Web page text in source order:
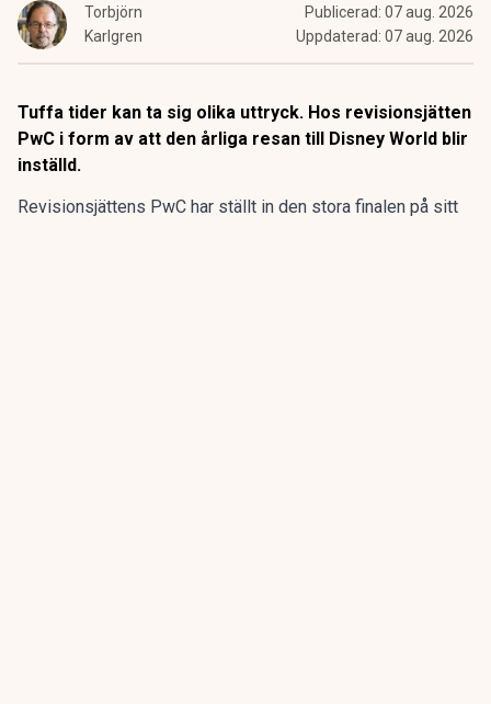
Torbjörn
Karlgren
Publicerad: 07 aug. 2026
Uppdaterad: 07 aug. 2026
Tuffa tider kan ta sig olika uttryck. Hos revisionsjätten
PwC i form av att den årliga resan till Disney World blir
inställd.
Revisionsjättens PwC har ställt in den stora finalen på sitt